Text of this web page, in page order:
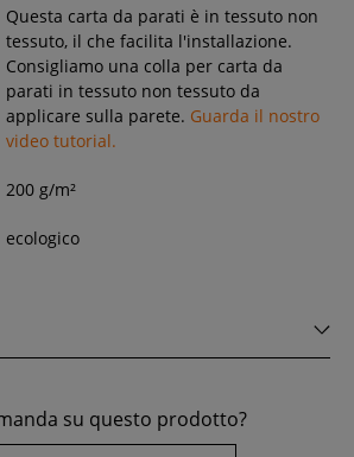
Questa carta da parati è in tessuto non
tessuto, il che facilita l'installazione.
Consigliamo una colla per carta da
parati in tessuto non tessuto da
applicare sulla parete. Guarda il nostro
video tutorial.
200 g/m²
ecologico
su questo prodotto?